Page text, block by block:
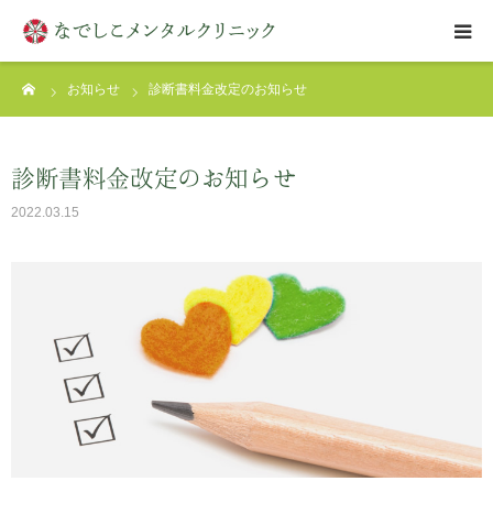
お知らせ 診断書料金改定のお知らせ
診断書料金改定のお知らせ
2022.03.15
はじめての方へ
診療案内
お問い合わせ